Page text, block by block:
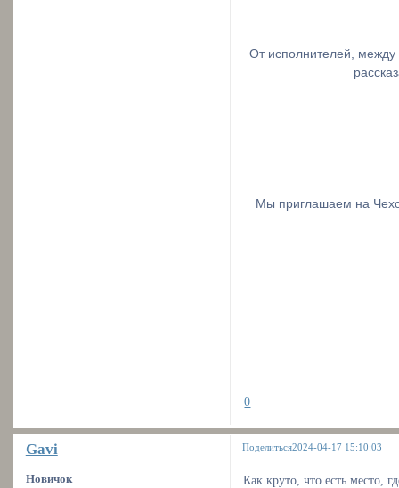
От исполнителей, между
Мы приглашаем на
0
Поделиться2024-04-17 15:10:03
Gavi
Новичок Как круто, что есть место,